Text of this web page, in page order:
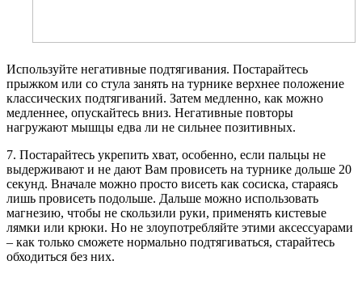
Используйте негативные подтягивания. Постарайтесь
прыжком или со стула занять на турнике верхнее положение
классических подтягиваний. Затем медленно, как можно
медленнее, опускайтесь вниз. Негативные повторы
нагружают мышцы едва ли не сильнее позитивных.
7. Постарайтесь укрепить хват, особенно, если пальцы не
выдерживают и не дают Вам провисеть на турнике дольше 20
секунд. Вначале можно просто висеть как сосиска, стараясь
лишь провисеть подольше. Дальше можно использовать
магнезию, чтобы не скользили руки, применять кистевые
лямки или крюки. Но не злоупотребляйте этими аксессуарами
– как только сможете нормально подтягиваться, старайтесь
обходиться без них.